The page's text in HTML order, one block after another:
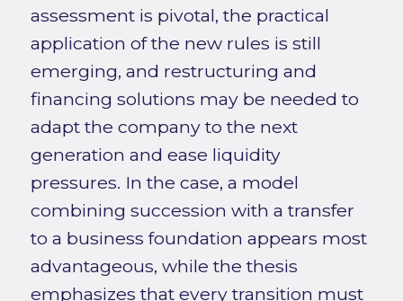
assessment is pivotal, the practical
application of the new rules is still
emerging, and restructuring and
financing solutions may be needed to
adapt the company to the next
generation and ease liquidity
pressures. In the case, a model
combining succession with a transfer
to a business foundation appears most
advantageous, while the thesis
emphasizes that every transition must